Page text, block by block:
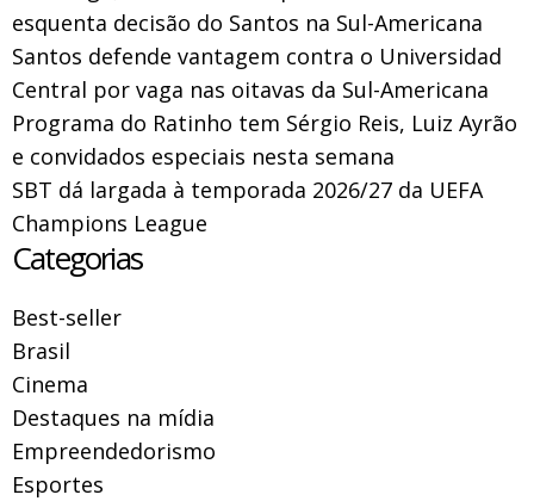
esquenta decisão do Santos na Sul-Americana
Santos defende vantagem contra o Universidad
Central por vaga nas oitavas da Sul-Americana
Programa do Ratinho tem Sérgio Reis, Luiz Ayrão
e convidados especiais nesta semana
SBT dá largada à temporada 2026/27 da UEFA
Champions League
Categorias
Best-seller
Brasil
Cinema
Destaques na mídia
Empreendedorismo
Esportes